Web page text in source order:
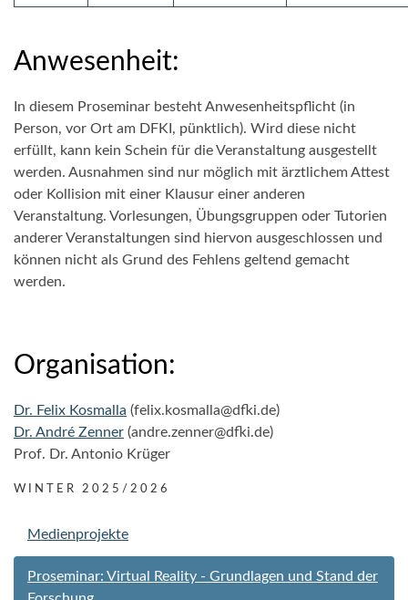
Anwesenheit:
In diesem Proseminar besteht Anwesenheitspflicht (in
Person, vor Ort am DFKI, pünktlich). Wird diese nicht
erfüllt, kann kein Schein für die Veranstaltung ausgestellt
werden. Ausnahmen sind nur möglich mit ärztlichem Attest
oder Kollision mit einer Klausur einer anderen
Veranstaltung. Vorlesungen, Übungsgruppen oder Tutorien
anderer Veranstaltungen sind hiervon ausgeschlossen und
können nicht als Grund des Fehlens geltend gemacht
werden.
Organisation:
Dr. Felix Kosmalla (felix.kosmalla@dfki.de)
Dr. André Zenner (andre.zenner@dfki.de)
Prof. Dr. Antonio Krüger
WINTER 2025/2026
Medienprojekte
Proseminar: Virtual Reality - Grundlagen und Stand der